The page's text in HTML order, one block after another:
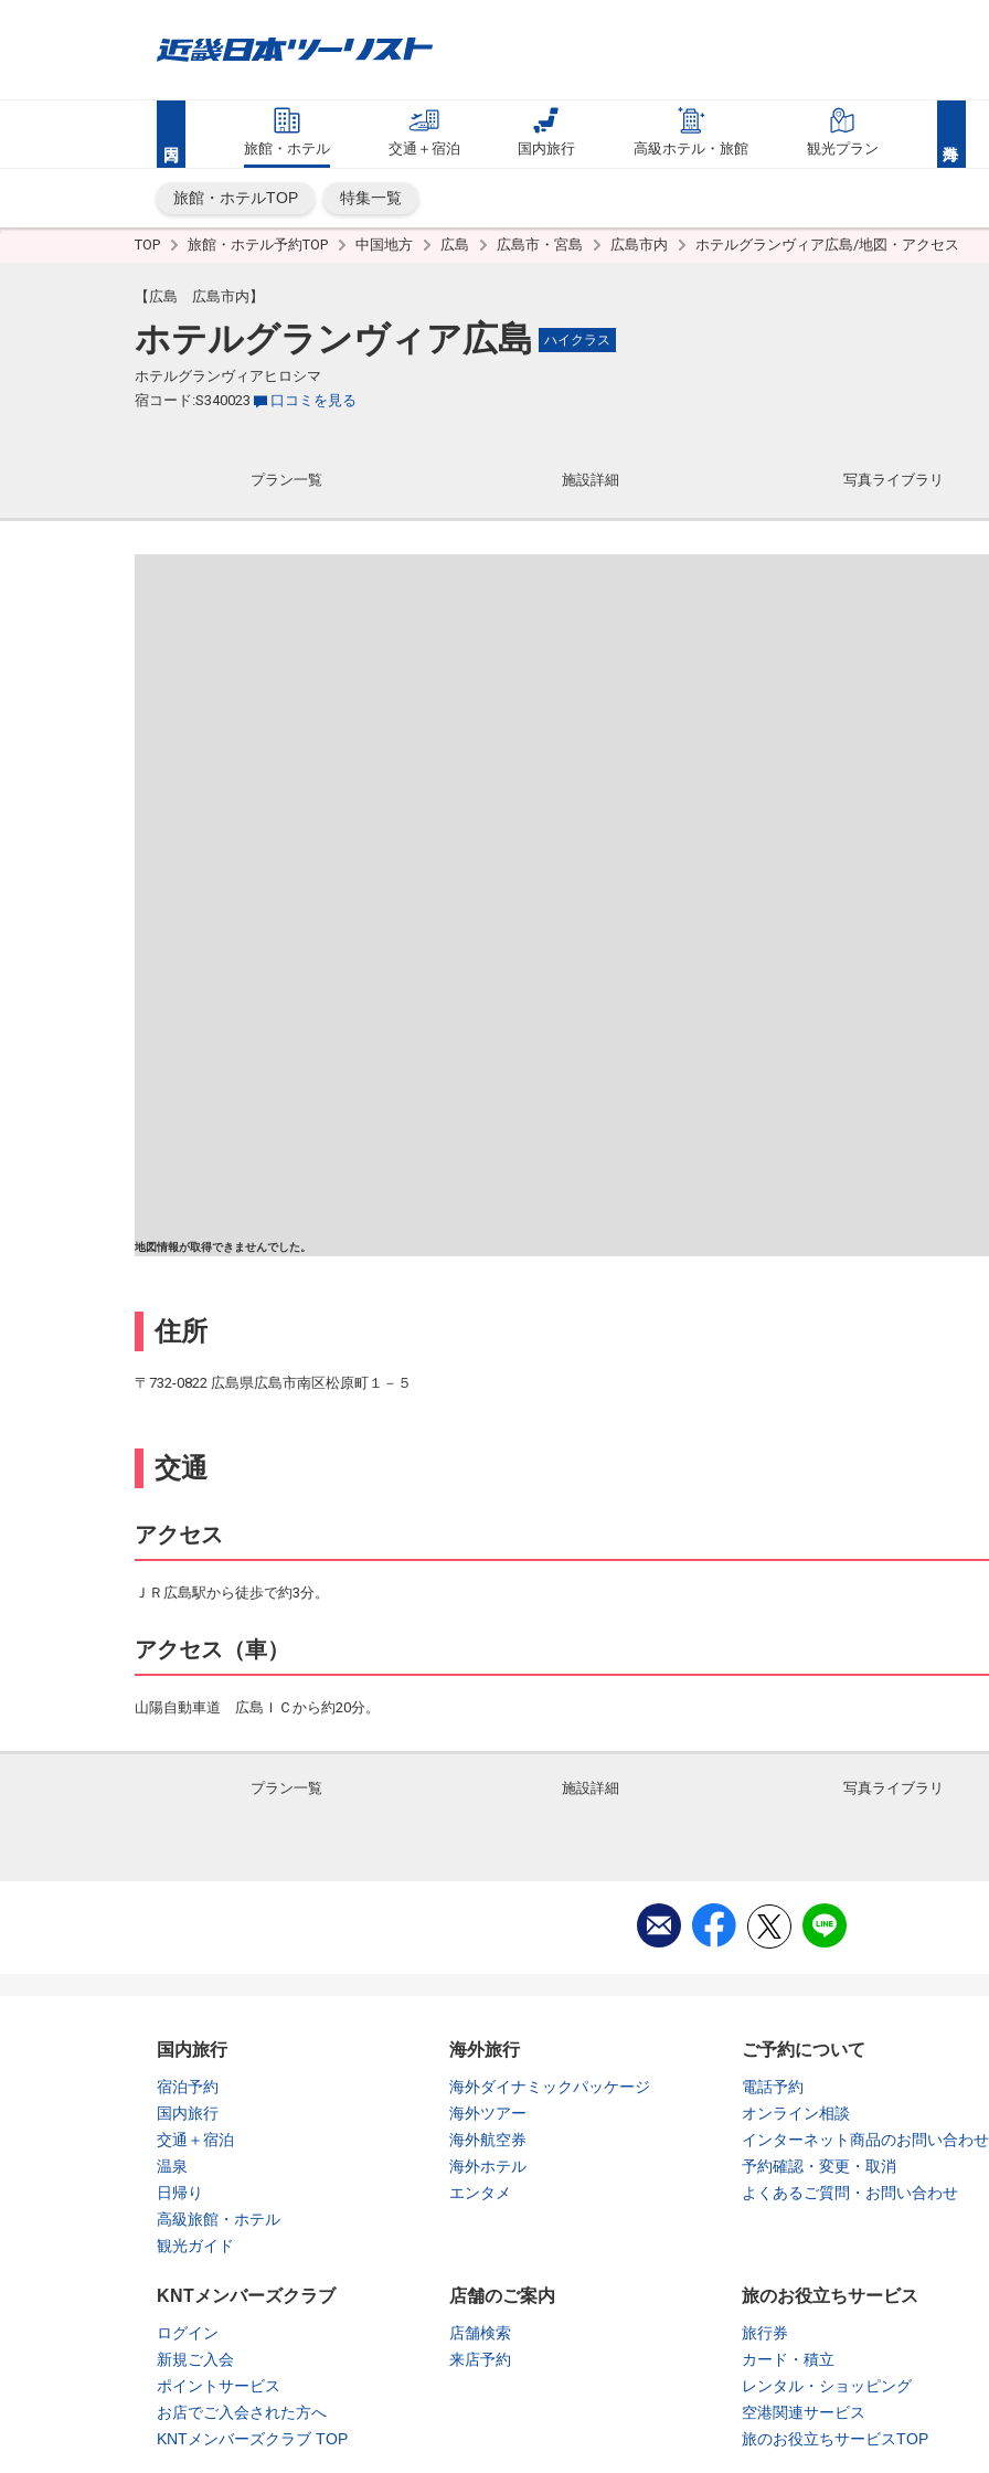
旅館・ホテル 交通＋宿泊 国内旅行 高級ホテル・旅館 観光プラン
旅館・ホテルTOP 特集一覧
TOP 旅館・ホテル予約TOP 中国地方 広島 広島市・宮島 広島市内 ホテルグランヴィア広島/地図・アクセス
【広島 広島市内】
ホテルグランヴィア広島 ハイクラス
ホテルグランヴィアヒロシマ
宿コード:S340023
口コミを見る
プラン一覧 施設詳細 写真ライブラリ
地図情報が取得できませんでした。
住所
〒732-0822 広島県広島市南区松原町１－５
交通
アクセス
ＪＲ広島駅から徒歩で約3分。
アクセス（車）
山陽自動車道 広島ＩＣから約20分。
プラン一覧 施設詳細 写真ライブラリ
国内旅行
宿泊予約
国内旅行
交通＋宿泊
温泉
日帰り
高級旅館・ホテル
観光ガイド
海外旅行
海外ダイナミックパッケージ
海外ツアー
海外航空券
海外ホテル
エンタメ
ご予約について
電話予約
オンライン相談
インターネット商品のお問い合わせ
予約確認・変更・取消
よくあるご質問・お問い合わせ
KNTメンバーズクラブ
ログイン
新規ご入会
ポイントサービス
お店でご入会された方へ
KNTメンバーズクラブ TOP
店舗のご案内
店舗検索
来店予約
旅のお役立ちサービス
旅行券
カード・積立
レンタル・ショッピング
空港関連サービス
旅のお役立ちサービスTOP